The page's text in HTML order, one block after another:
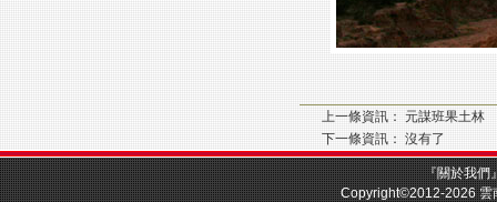
上一條資訊： 元謀班果土林
下一條資訊： 沒有了
『關於我們
Copyright©2012-2026雲